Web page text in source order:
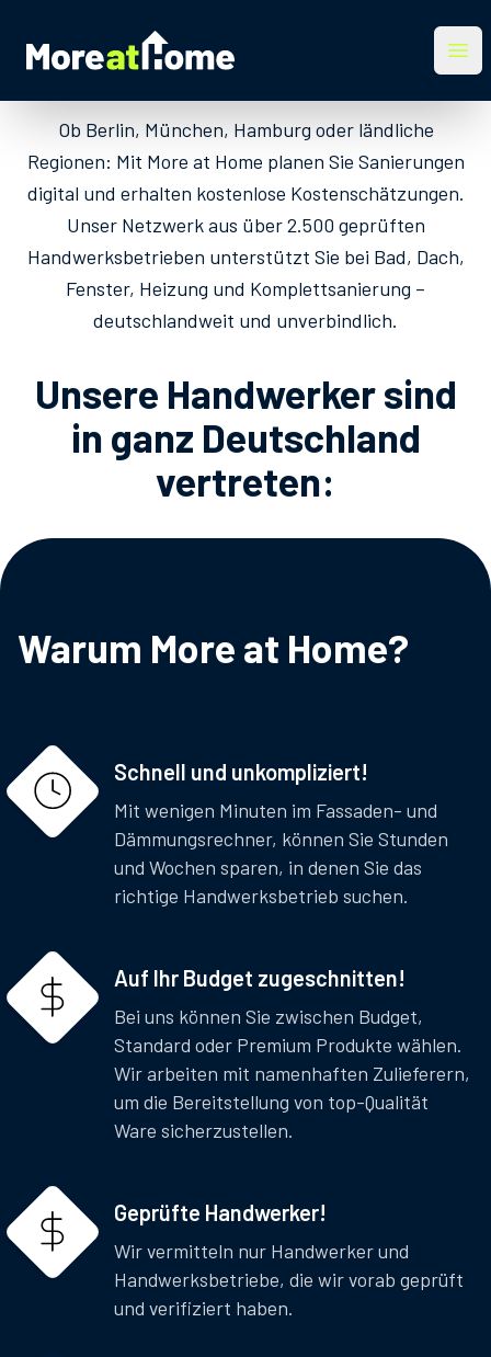
More at Home
Ob Berlin, München, Hamburg oder ländliche
Regionen: Mit More at Home planen Sie Sanierungen
digital und erhalten kostenlose Kostenschätzungen.
Unser Netzwerk aus über 2.500 geprüften
Handwerksbetrieben unterstützt Sie bei Bad, Dach,
Fenster, Heizung und Komplettsanierung –
deutschlandweit und unverbindlich.
Unsere Handwerker sind
in ganz Deutschland
vertreten:
Warum More at Home?
Schnell und unkompliziert!
Mit wenigen Minuten im Fassaden- und
Dämmungsrechner, können Sie Stunden
und Wochen sparen, in denen Sie das
richtige Handwerksbetrieb suchen.
Auf Ihr Budget zugeschnitten!
Bei uns können Sie zwischen Budget,
Standard oder Premium Produkte wählen.
Wir arbeiten mit namenhaften Zulieferern,
um die Bereitstellung von top-Qualität
Ware sicherzustellen.
Geprüfte Handwerker!
Wir vermitteln nur Handwerker und
Handwerksbetriebe, die wir vorab geprüft
und verifiziert haben.